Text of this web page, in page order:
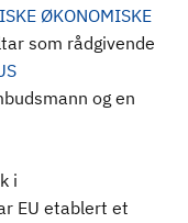
ØKONOMISKE
som rådgivende
og en
i
EU etablert et